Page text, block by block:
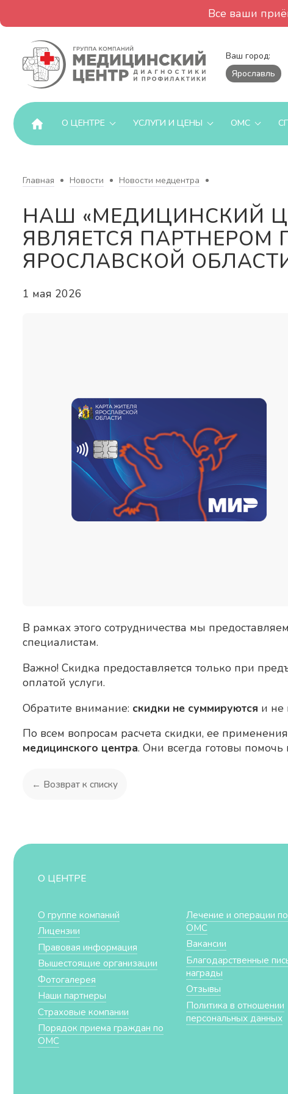
Все ваши
Ваш город:
Ярославль
О ЦЕНТРЕ УСЛУГИ И ЦЕНЫ ОМС
Главная Новости Новости медцентра
НАШ «МЕДИЦИНСКИЙ
ЯВЛЯЕТСЯ
ЯРОСЛАВСКОЙ
1 мая 2026
В рамках этого сотрудничества мы
специалистам.
Важно! Скидка предоставляется только при
оплатой услуги.
Обратите внимание: скидки не суммируются и не
По всем вопросам расчета скидки, ее
медицинского центра. Они всегда готовы помочь
← Возврат к списку
О ЦЕНТРЕ
О группе компаний
Лицензии
Правовая информация
Вышестоящие организации
Фотогалерея
Наши партнеры
Страховые компании
Порядок приема граждан по
ОМС
Лечение и операции
ОМС
Вакансии
Благодарственные
награды
Отзывы
Политика в отношении
персональных данных